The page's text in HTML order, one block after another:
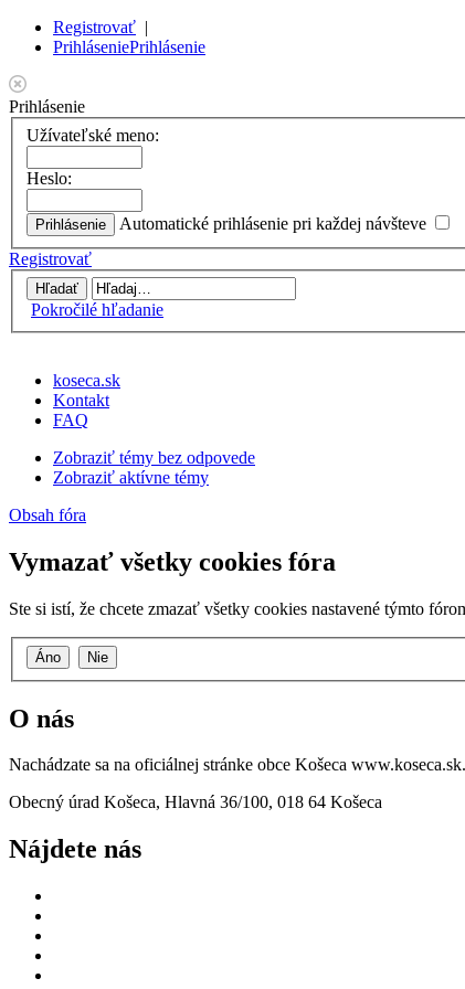
Registrovať |
PrihláseniePrihlásenie
Prihlásenie
Užívateľské meno:
Heslo:
Automatické prihlásenie pri každej návšteve
Registrovať
Pokročilé hľadanie
koseca.sk
Kontakt
FAQ
Zobraziť témy bez odpovede
Zobraziť aktívne témy
Obsah fóra
Vymazať všetky cookies fóra
Ste si istí, že chcete zmazať všetky cookies nastavené týmto
O nás
Nachádzate sa na oficiálnej stránke obce Košeca
Obecný úrad Košeca, Hlavná 36/100, 018 64 Košeca
Nájdete nás